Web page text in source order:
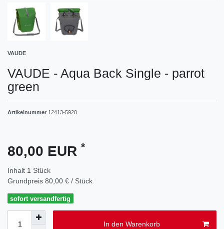
VAUDE
VAUDE - Aqua Back Single - parrot
green
Artikelnummer 12413-5920
80,00 EUR *
Inhalt 1 Stück
Grundpreis 80,00 € / Stück
sofort versandfertig
In den Warenkorb